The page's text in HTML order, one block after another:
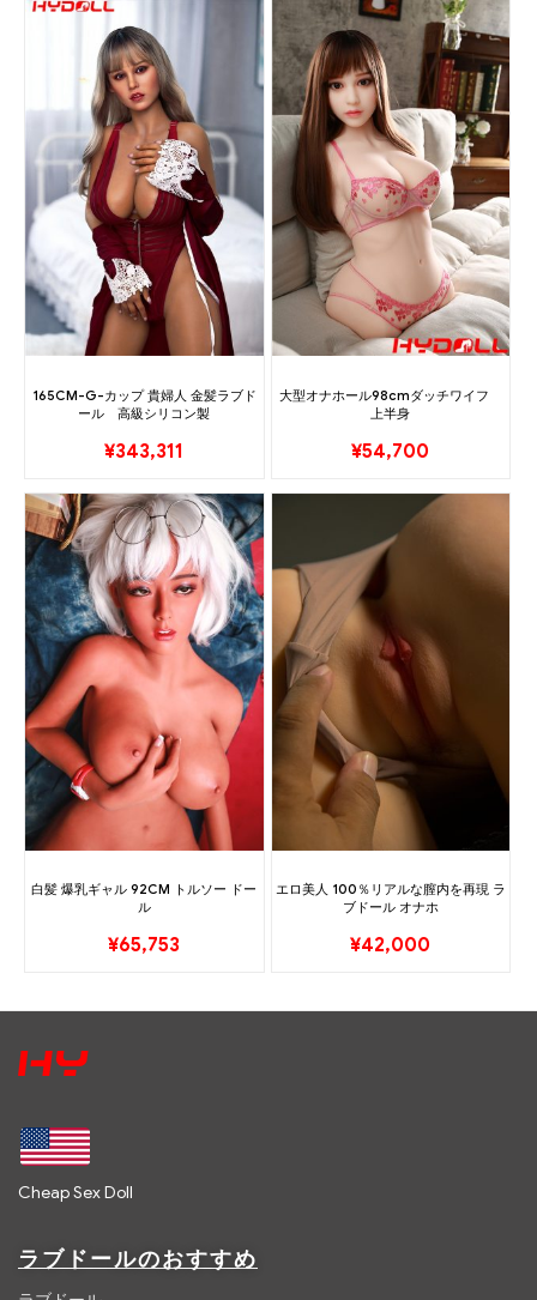
165CM-G-カップ 貴婦人 金髪ラブド
ール 高級シリコン製
¥343,311
大型オナホール98cmダッチワイフ
上半身
¥54,700
白髪 爆乳ギャル 92CM トルソー ドー
ル
¥65,753
エロ美人 100％リアルな膣内を再現 ラ
ブドール オナホ
¥42,000
Cheap Sex Doll
ラブドールのおすすめ